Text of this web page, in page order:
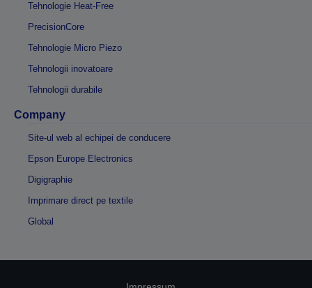
Tehnologie Heat-Free
PrecisionCore
Tehnologie Micro Piezo
Tehnologii inovatoare
Tehnologii durabile
Company
Site-ul web al echipei de conducere
Epson Europe Electronics
Digigraphie
Imprimare direct pe textile
Global